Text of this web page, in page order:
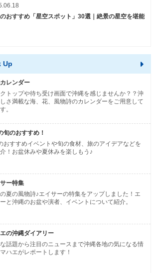
おすすめ「星空スポット」30選｜絶景の星空を堪能
Up
レンダー
トップや待ち受け画面で沖縄を感じませんか？？沖
さ満載な海、花、風物詩のカレンダーをご用意して
。
旬のおすすめ！
おすすめイベントや旬の食材、旅のアイデアなどを
！お盆休みや夏休みを楽しもう♪
ー特集
夏の風物詩♪エイサーの特集をアップしました！エ
と沖縄のお盆や演者、イベントについて紹介。
の沖縄ダイアリー
話題から注目のニュースまで沖縄各地の気になる情
ハエがレポートします！